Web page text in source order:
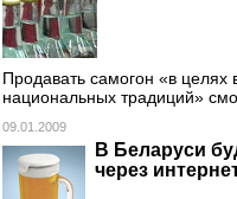
Продавать самогон «в целях
национальных традиций»
09.01.2009
В Беларуси
через